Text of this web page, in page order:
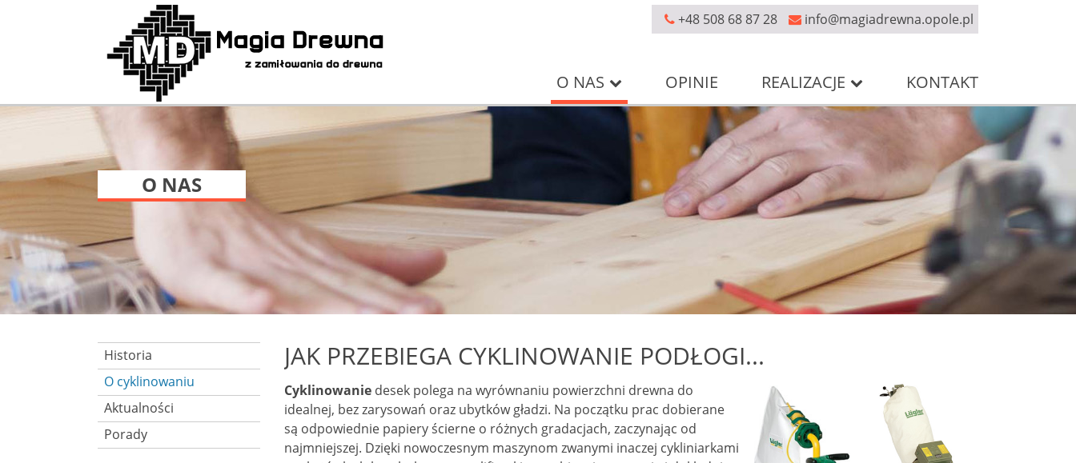
+48 508 68 87 28 info@magiadrewna.opole.pl
O NAS OPINIE REALIZACJE KONTAKT
O NAS
Historia
O cyklinowaniu
Aktualności
Porady
JAK PRZEBIEGA CYKLINOWANIE PODŁOGI...
Cyklinowanie desek polega na wyrównaniu powierzchni drewna do
idealnej, bez zarysowań oraz ubytków gładzi. Na początku prac dobierane
są odpowiednie papiery ścierne o różnych gradacjach, zaczynając od
najmniejszej. Dzięki nowoczesnym maszynom zwanymi inaczej cykliniarkami